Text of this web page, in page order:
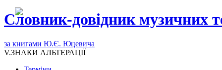
Словник-довідник музичних
за книгами Ю.Є. Юцевича
V.ЗНАКИ АЛЬТЕРАЦІЇ